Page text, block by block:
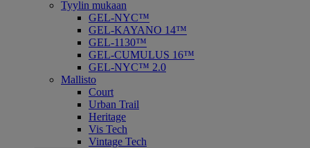
Tyylin mukaan
GEL-NYC™
GEL-KAYANO 14™
GEL-1130™
GEL-CUMULUS 16™
GEL-NYC™ 2.0
Mallisto
Court
Urban Trail
Heritage
Vis Tech
Vintage Tech